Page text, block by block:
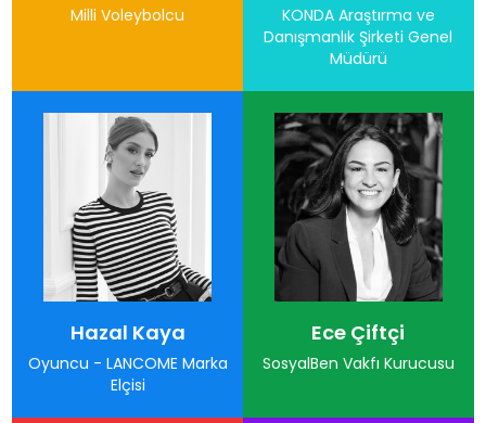
Milli Voleybolcu
KONDA Araştırma ve
Danışmanlık Şirketi Genel
Müdürü
Hazal Kaya
Oyuncu - LANCOME Marka
Elçisi
Ece Çiftçi
SosyalBen Vakfı Kurucusu